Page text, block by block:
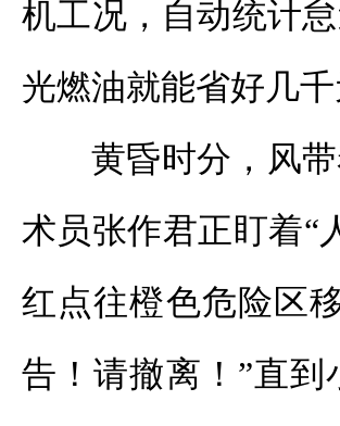
机工况，自动统计
光燃油就能省好几
黄昏时分，风
术员张作君正盯着“
红点往橙色危险区
告！请撤离！”直